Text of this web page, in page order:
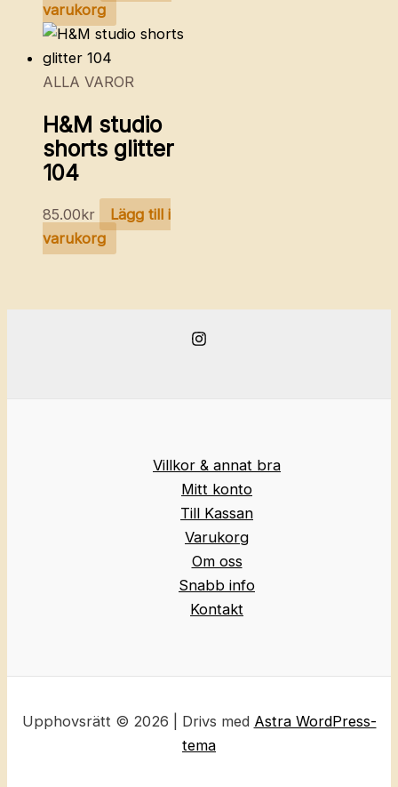
varukorg
ALLA VAROR
H&M studio
shorts glitter
104
85.00kr
Lägg till i
varukorg
Villkor & annat bra
Mitt konto
Till Kassan
Varukorg
Om oss
Snabb info
Kontakt
Upphovsrätt © 2026 | Drivs med Astra WordPress-
tema